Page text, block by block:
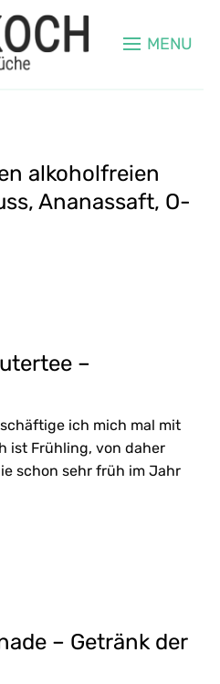
MENU
alkoholfreien
Ananassaft, O-
–
ich mich mal mit
ist Frühling, von daher
schon sehr früh im Jahr
– Getränk der